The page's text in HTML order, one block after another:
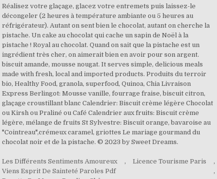
Réalisez votre glaçage, glacez votre entremets puis laissez-le
décongeler (2 heures à température ambiante ou 5 heures au
réfrigérateur). Autant on sent bien le chocolat, autant on cherche la
pistache. Un cake au chocolat qui cache un sapin de Noël à la
pistache ! Royal au chocolat. Quand on sait que la pistache est un
ingrédient très cher, on aimerait bien en avoir pour son argent.
biscuit amande, mousse nougat. It serves simple, delicious meals
made with fresh, local and imported products. Produits du terroir
bio, Healthy Food, granola, superfood, Quinoa, Chia Livraison
Express Berlingot: Mousse vanille, fourrage fraise, biscuit citron,
glaçage croustillant blanc Calendrier: Biscuit crème légère Chocolat
ou Kirsh ou Praliné ou Café Calendrier aux fruits: Biscuit crème
légère, mélange de fruits St Sylvestre: Biscuit orange, bavaroise au
"Cointreau",crémeux caramel, griottes Le mariage gourmand du
chocolat noir et de la pistache. © 2023 by Sweet Dreams.
Les Différents Sentiments Amoureux , Licence Tourisme Paris
,
Viens Esprit De Sainteté Paroles Pdf
,